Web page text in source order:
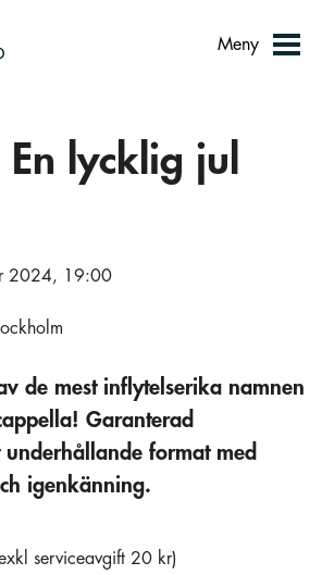
Meny
lycklig jul
2024, 19:00
de mest inflytelserika namnen
Garanterad
format med
igenkänning.
serviceavgift 20 kr)